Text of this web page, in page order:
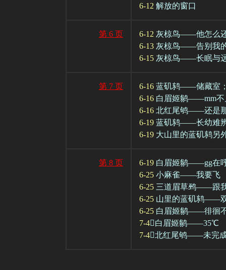
6-12 解放的窗口
第 6 页 6-12 灰椋鸟——他怎么
6-13 灰椋鸟——告别我
6-15 灰椋鸟——长眠与
第 7 页 6-16 蓝矶鸫——储藏室
6-16 白眉姬鹟——mm不
6-16 北红尾鸲——还是
6-19 蓝矶鸫——长幼难
6-19 大山里的蓝矶鸫另
第 8 页 6-19 白眉姬鹟——gg在
6-25 小麻雀——我要飞
6-25 三道眉草鹀——跟
6-25 山里的蓝矶鸫——
6-25 白眉姬鹟——徘徊
7-4白眉姬鹟——35℃
7-4北红尾鸲——未完